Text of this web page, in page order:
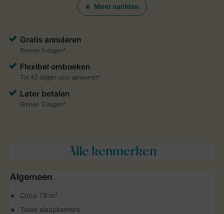
Meer nachten
Alle kenmerken
Algemeen
Circa 78 m²
Twee slaapkamers